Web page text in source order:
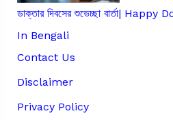
ডাক্তার দিবসের শুভেচ্ছা বার্তা|
In Bengali
Contact Us
Disclaimer
Privacy Policy